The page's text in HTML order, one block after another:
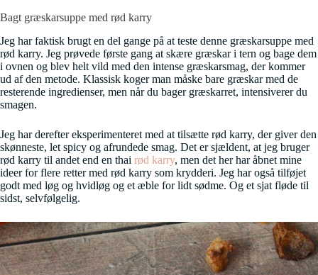
Bagt græskarsuppe med rød karry
Jeg har faktisk brugt en del gange på at teste denne græskarsuppe med
rød karry. Jeg prøvede første gang at skære græskar i tern og bage dem
i ovnen og blev helt vild med den intense græskarsmag, der kommer
ud af den metode. Klassisk koger man måske bare græskar med de
resterende ingredienser, men når du bager græskarret, intensiverer du
smagen.
Jeg har derefter eksperimenteret med at tilsætte rød karry, der giver den
skønneste, let spicy og afrundede smag. Det er sjældent, at jeg bruger
rød karry til andet end en thai rød karry, men det her har åbnet mine
ideer for flere retter med rød karry som krydderi. Jeg har også tilføjet
godt med løg og hvidløg og et æble for lidt sødme. Og et sjat fløde til
sidst, selvfølgelig.